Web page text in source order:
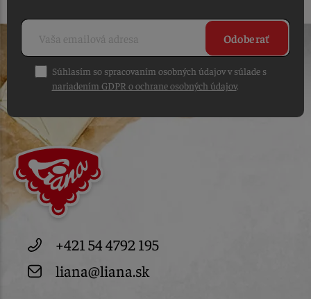
Odoberať
Súhlasím so spracovaním osobných údajov v súlade s
nariadením GDPR o ochrane osobných údajov.
+421 54 4792 195
liana@liana.sk